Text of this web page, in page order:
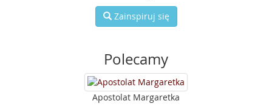
Zainspiruj się
Polecamy
Apostolat Margaretka